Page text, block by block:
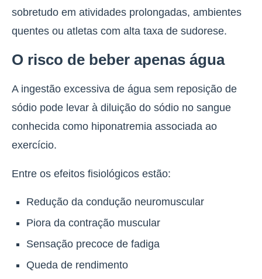
sobretudo em atividades prolongadas, ambientes
quentes ou atletas com alta taxa de sudorese.
O risco de beber apenas água
A ingestão excessiva de água sem reposição de
sódio pode levar à diluição do sódio no sangue
conhecida como hiponatremia associada ao
exercício.
Entre os efeitos fisiológicos estão:
Redução da condução neuromuscular
Piora da contração muscular
Sensação precoce de fadiga
Queda de rendimento